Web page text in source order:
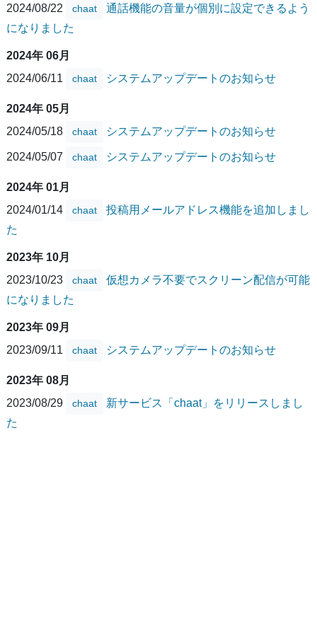
2024/08/22
chaat
通話機能の音量が個別に設定できるよう
になりました
2024年 06月
2024/06/11
chaat システムアップデートのお知らせ
2024年 05月
2024/05/18
chaat システムアップデートのお知らせ
2024/05/07 chaat システムアップデートのお知らせ
2024年 01月
2024/01/14
chaat
投稿用メールアドレス機能を追加しまし
た
2023年 10月
2023/10/23
chaat
仮想カメラ不要でスクリーン配信が可能
になりました
2023年 09月
2023/09/11
chaat システムアップデートのお知らせ
2023年 08月
2023/08/29
chaat
新サービス「chaat」をリリースしまし
た